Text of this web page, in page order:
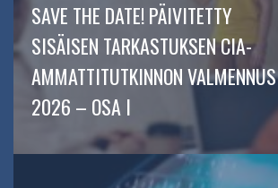
SAVE THE DATE! PÄIVITETTY
SISÄISEN TARKASTUKSEN CIA-
AMMATTITUTKINNON VALMENNUS
2026 – OSA I